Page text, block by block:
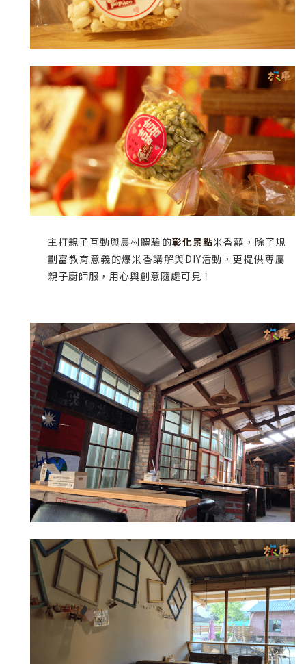
主打親子互動與農村體驗的彰化景點米香囍，除了規
劃富教育意義的爆米香講解與DIY活動，更提供專屬
親子廚師服，用心與創意隨處可見！